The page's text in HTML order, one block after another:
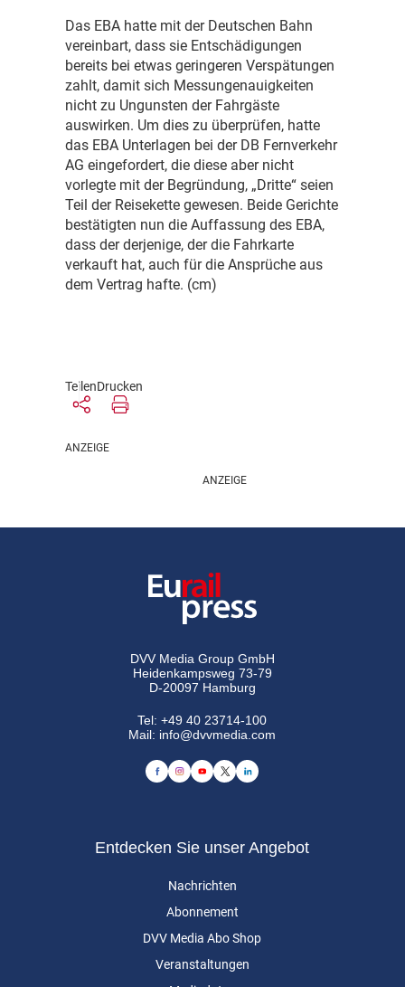
Das EBA hatte mit der Deutschen Bahn
vereinbart, dass sie Entschädigungen
bereits bei etwas geringeren Verspätungen
zahlt, damit sich Messungenauigkeiten
nicht zu Ungunsten der Fahrgäste
auswirken. Um dies zu überprüfen, hatte
das EBA Unterlagen bei der DB Fernverkehr
AG eingefordert, die diese aber nicht
vorlegte mit der Begründung, „Dritte“ seien
Teil der Reisekette gewesen. Beide Gerichte
bestätigten nun die Auffassung des EBA,
dass der derjenige, der die Fahrkarte
verkauft hat, auch für die Ansprüche aus
dem Vertrag hafte. (cm)
TeilenDrucken
DVV Media Group GmbH
Heidenkampsweg 73-79
D-20097 Hamburg
Tel:+49 40 23714-100
Mail: info@dvvmedia.com
Entdecken Sie unser Angebot
Nachrichten
Abonnement
DVV Media Abo Shop
Veranstaltungen